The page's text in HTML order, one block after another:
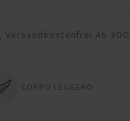
Versandkostenfrei Ab
CORPO LEGGERO